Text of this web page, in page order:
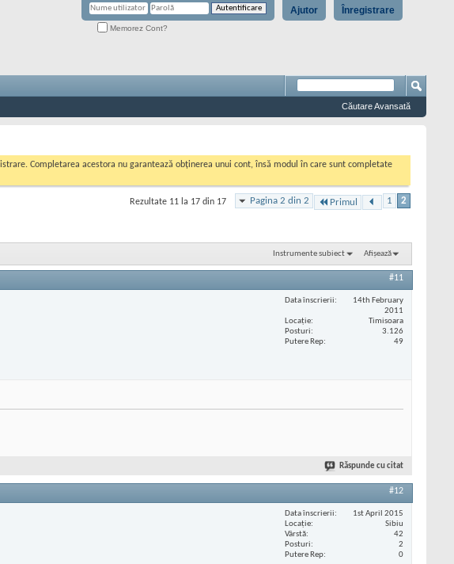
Înregistrare
Ajutor
Memorez Cont?
Căutare Avansată
Completarea acestora nu garantează obținerea unui cont, însă modul în care sunt completate
Pagina 2 din 2 Primul 1 2
Rezultate 11 la 17 din 17
Instrumente subiect Afișează
#11
Data înscrierii
14th February
2011
Locaţie
Timisoara
Posturi
3.126
Putere Rep
49
Răspunde cu citat
#12
Data înscrierii
1st April 2015
Locaţie
Sibiu
Vârstă
42
Posturi
2
Putere Rep
0